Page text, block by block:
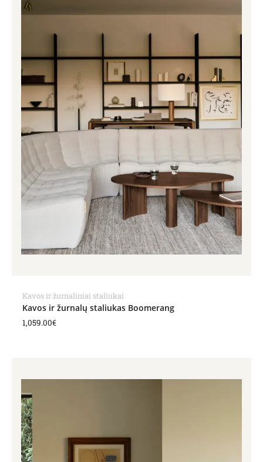
Kavos ir žurnaliniai staliukai
Kavos ir žurnalų staliukas Boomerang
1,059.00€